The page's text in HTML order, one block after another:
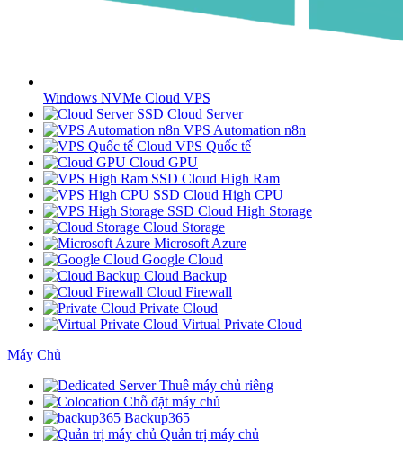
Windows NVMe Cloud VPS
SSD Cloud Server
VPS Automation n8n
Cloud VPS Quốc tế
Cloud GPU
SSD Cloud High Ram
SSD Cloud High CPU
SSD Cloud High Storage
Cloud Storage
Microsoft Azure
Google Cloud
Cloud Backup
Cloud Firewall
Private Cloud
Virtual Private Cloud
Máy Chủ
Thuê máy chủ riêng
Chỗ đặt máy chủ
Backup365
Quản trị máy chủ